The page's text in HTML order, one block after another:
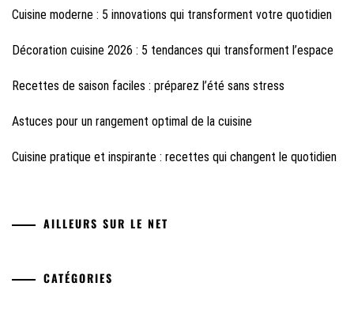
Cuisine moderne : 5 innovations qui transforment votre quotidien
Décoration cuisine 2026 : 5 tendances qui transforment l’espace
Recettes de saison faciles : préparez l’été sans stress
Astuces pour un rangement optimal de la cuisine
Cuisine pratique et inspirante : recettes qui changent le quotidien
AILLEURS SUR LE NET
CATÉGORIES